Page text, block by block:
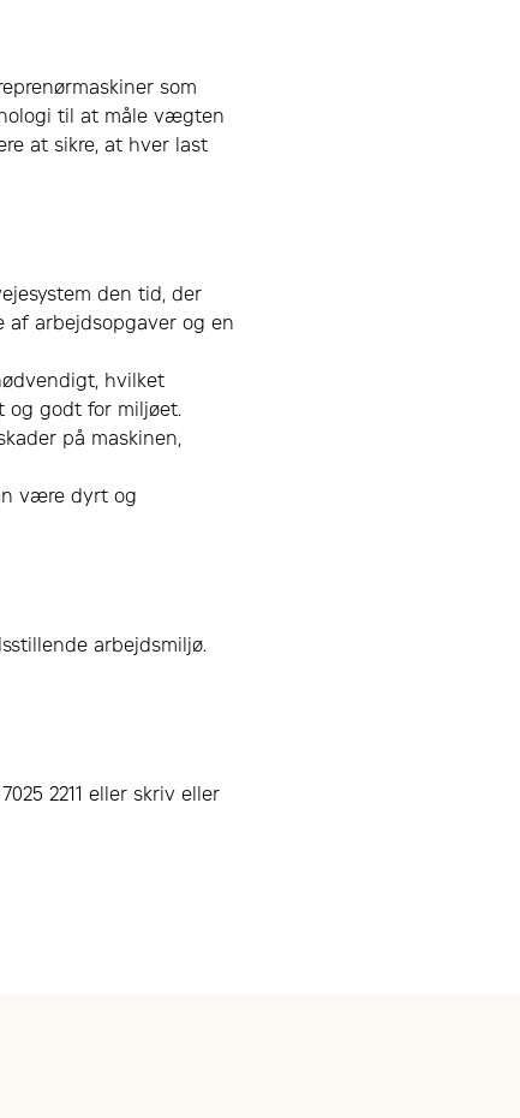
som
til at måle vægten
at sikre, at hver last
den tid, der
af arbejdsopgaver og en
hvilket
og godt for miljøet.
på maskinen,
være dyrt og
arbejdsmiljø.
2211 eller skriv eller